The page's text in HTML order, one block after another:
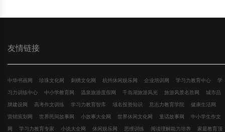
友情链接
中华书画网 珍珠文化网 刺绣文化网 杭州休闲娱乐网 企业培训网 学习力教育中心 学
习力训练中心 中小学教育网 温泉旅游度假网 千岛湖旅游风光 旅游风景名胜网 城市品
牌建设网 高考作文训练 学习力教育智库 域名投资知识 意志力教育学院 健康生活网
营销策划网 世界民间故事网 小故事大全网 世界休闲文化网 童话故事网 中小学生作文
网 学习力教育专家 小说大全网 休闲娱乐网 思维训练 阅读理解能力培养 家庭教育顶